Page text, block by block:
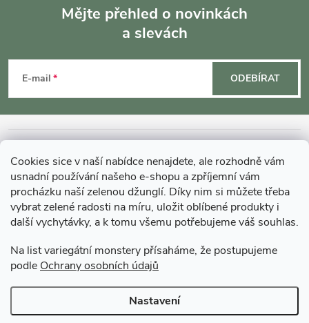
Cookies sice v naší nabídce nenajdete, ale rozhodně vám
usnadní používání našeho e-shopu a zpříjemní vám
procházku naší zelenou džunglí. Díky nim si můžete třeba
vybrat zelené radosti na míru, uložit oblíbené produkty i
další vychytávky, a k tomu všemu potřebujeme váš souhlas.
Na list variegátní monstery přísaháme, že postupujeme
podle Ochrany osobních údajů
Nastavení
k
v
ý
p
i
s
u
p
a
Mějte přehled o novinkách
a slevách
E-mail ODEBÍRAT
MOHLO BY VÁS ZAJÍMAT
O GARDNERS
Gardners Design - Projekt, realizace a údržba zahrad a interiérů
Copyright 2026Gardners-eshop.cz. Všechna práva vyhrazena.Upravit